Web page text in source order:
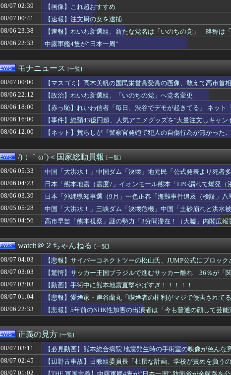
【大阪】フェラーリを手がけたピニンファリーナ、日本の鉄道を初デザイン。
「盆踊り」は騒音か 苦情数件会場半減 無音の中イヤホンから流れる曲に合わ
サム・アルトマンとは何者か——Googleミートで解雇された「5日間」を生き
【悲報】シャウエッセン公式、大根おろし丼を提案→5ch爆笑の渦
大手子会社勤務だけど保険証を出す時にドヤるが何故か看護師と付き合えない
首都圏マンション平均価格1.2億円+住宅ローン金利3%で利息だけで月30万円
【速報】しんぶん赤旗、短期間に1700件の購読申し込みで嬉し泣き→「うそで
Gmail、サードパーティの「送信元アドレス」のサポートを打ち切りへ
廃止すべき地方空港は？！
40歳超えたら仕事見つからないてデマ流してる奴誰なの？
日産e-power、無給油で1980km走行しギネス記録を達成
【悲報】もみほぐしマッサージ店で従業員女性にわいせつ行為かで男を逮捕
野田クリスタルさん「イラストレーターの人が『AIに仕事を奪われる』って
【田舎移住】妻がセクハラ被害、強制労働の実態…30代夫が絶望した理由
れいわ新選組、新たな党名は「いのちの党」 略称は「いのち」
もう誤魔化せない位酷いんだな 〜 【韓国】ウェブトゥーン、売上が減りは
【速報】中国「アメリカさぁ、調子乗ってるからお前らが頼ってる軍用中国ド
「やつらの目は節穴か？」と日米に見切りをつけた欧州投資家の選択に衝撃
【悲報】マスコミさん「自民党内は消費減税反対が多数！」 → 自民党議員の
【画像】よなよなエール製造元、変わったデザインのグラスを発売→
mac bookが使いにくすぎてWindows買おうとしたら高くてビビったww...
ウクライナ、ついに力尽きる
ヨーロッパが中国製メガソーラーを締め出しｗｗｗ
【悲報】乙武洋匡氏、浜田雅功にパシーンと叩かれたシーンがオンエアされ
熊本地震、発生後に居酒屋店内から温泉が吹き出す
【悲報】Googleのエンジニア「AIで仕事がつまらなくなった」
08/07 02:39
【画像】これ超おすすめ
08/07 00:41
【速報】注文厨の女を逮捕
08/06 23:38
【速報】れいわ新選組、新たな党名は「いのちの党」 略称は「
08/06 22:33
中露軍艦4隻が“日本一周”
モナニュース [一覧]
08/07 00:00
【マスゴミ】高木美帆の国民栄誉賞受賞の画像、敢えて高市首
08/06 22:12
【政治】れいわ新選組、「いのちの党」へ党名変更
08/06 18:00
【赤っ恥】れいわ信者「毎日、渋谷でデモが起きてる」 ネッ
でバラされてて草」
08/06 16:00
【事件】総額43億円超、人気アニメグッズを"大量注文しキャ
にして商品相場を操作してたのでは」
08/06 12:00
【ネット】荒らしが『警察官発砲で犯人の自傷行為が無かっ
/)；｀ω´)＜国家総動員報 [一覧]
08/06 05:33
中国「大洪水！」中国ダム「決壊」地元民「公式発表より死者
隊動画も削除」台風13号「三峡ﾀﾞﾑ接近中」→
08/06 04:23
日本「熊本地震（震度7」イオンモール熊本「LPG漏れて爆発
ハビタ「遺族説明の虚偽を認める（営業部長発言」→
08/06 03:39
日本「沖縄県知事選（9月」一色正春「海難事件追及（検証」
三者委員会「抗議団体の構成組織は日本共産党」→
08/05 05:28
中国「大洪水！」三峡ダム「決壊危機」中国「土砂崩れと洪水
国ダム「決壊」中国「現場封鎖！（空撮削除」→
08/05 04:56
高市早苗「熊本視察」謎の勢力「3分間滞在！（大嘘」内閣広
watch＠２ちゃんねる [一覧]
08/07 04:03
【悲報】サイバーコネクトツーの松山氏、JUMP公式にブロッ
08/07 03:03
【驚愕】サッカー王国ブラジルで進むサッカー離れ 36％が「関
08/07 02:03
【動画】手術中に熊本地震直撃やばすぎ！！！！！
08/07 01:04
【悲報】愛煙家・岸谷蘭丸「喫煙者の権利がマジで侵害され
08/06 22:33
【悲報】5年前のNHK性加害の出演者は「今も普通の顔して芸
正義の見方 [一覧]
08/07 03:11
【必見動画】熊本総合病院 地震発生時の手術室の映像が色んな
08/07 02:45
【辺野古事故】日教組委員長「杜撰な計画、学校が責めを負
針は極めてバランス良い」
08/07 01:02